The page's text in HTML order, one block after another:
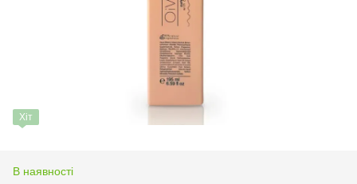
Хіт
В наявності